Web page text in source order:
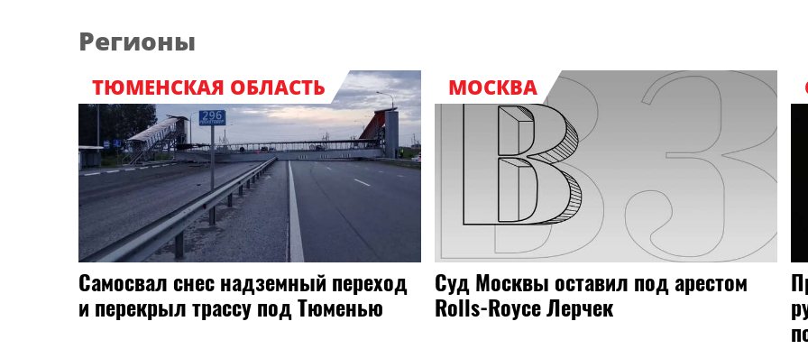
Регионы
ТЮМЕНСКАЯ ОБЛАСТЬ
Самосвал снес надземный переход
и перекрыл трассу под Тюменью
МОСКВА
Суд Москвы оставил под арестом
Rolls-Royce Лерчек